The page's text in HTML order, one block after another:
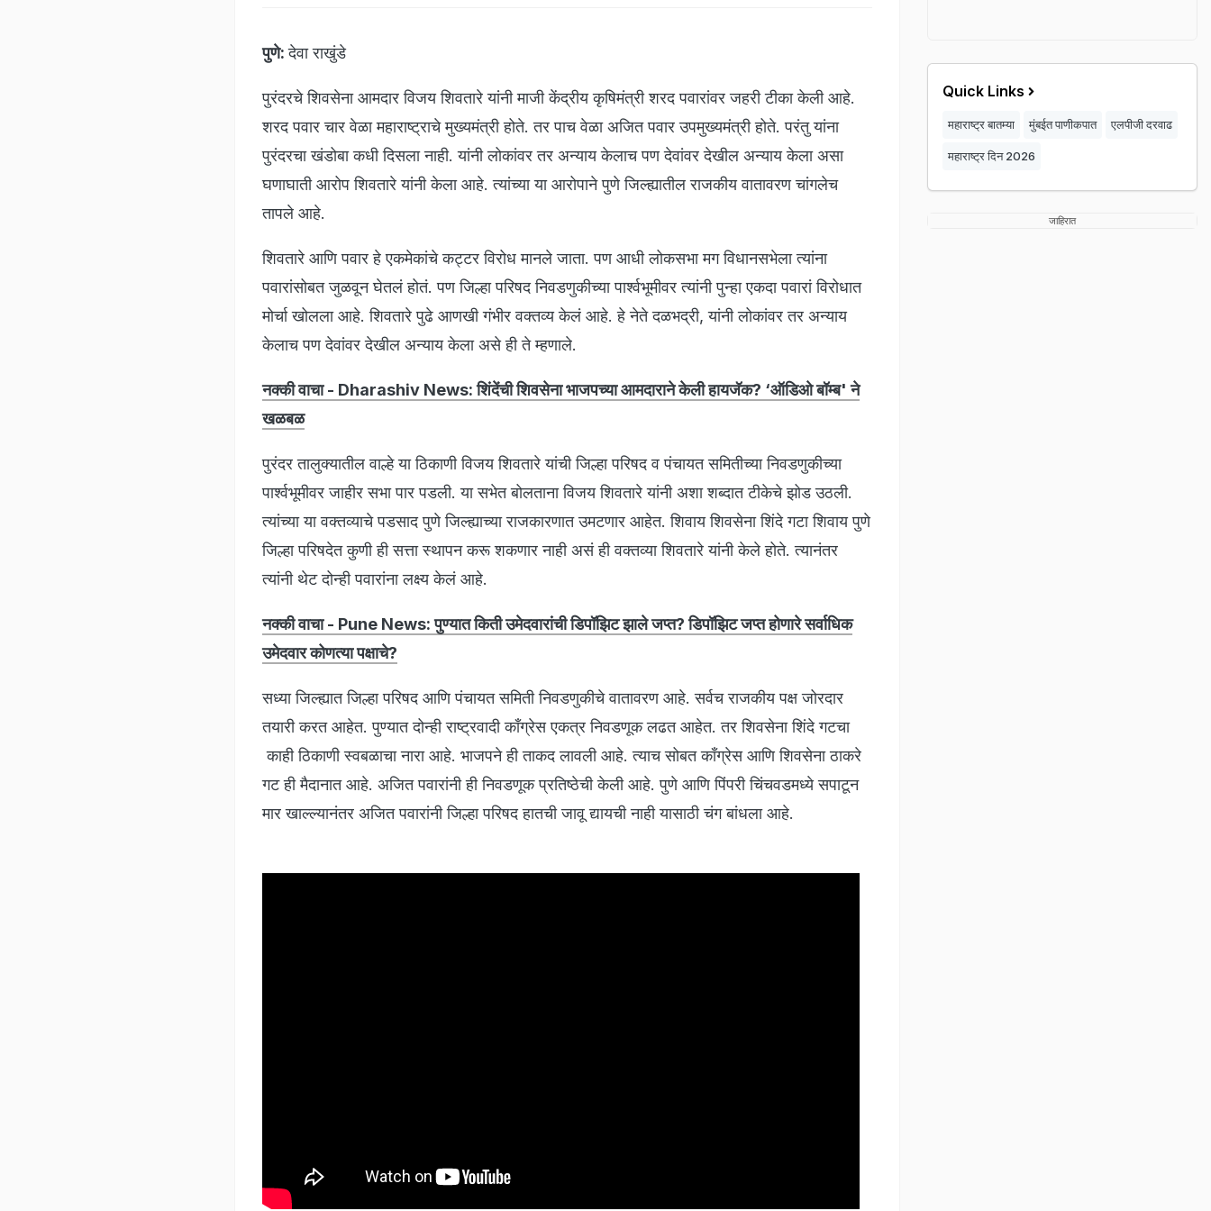
पुणे: देवा राखुंडे
पुरंदरचे शिवसेना आमदार विजय शिवतारे यांनी माजी केंद्रीय कृषिमंत्री शरद पवारांवर जहरी टीका केली आहे.
शरद पवार चार वेळा महाराष्ट्राचे मुख्यमंत्री होते. तर पाच वेळा अजित पवार उपमुख्यमंत्री होते. परंतु यांना
पुरंदरचा खंडोबा कधी दिसला नाही. यांनी लोकांवर तर अन्याय केलाच पण देवांवर देखील अन्याय केला असा
घणाघाती आरोप शिवतारे यांनी केला आहे. त्यांच्या या आरोपाने पुणे जिल्ह्यातील राजकीय वातावरण चांगलेच
तापले आहे.
शिवतारे आणि पवार हे एकमेकांचे कट्टर विरोध मानले जाता. पण आधी लोकसभा मग विधानसभेला त्यांना
पवारांसोबत जुळवून घेतलं होतं. पण जिल्हा परिषद निवडणुकीच्या पार्श्वभूमीवर त्यांनी पुन्हा एकदा पवारां विरोधात
मोर्चा खोलला आहे. शिवतारे पुढे आणखी गंभीर वक्तव्य केलं आहे. हे नेते दळभद्री, यांनी लोकांवर तर अन्याय
केलाच पण देवांवर देखील अन्याय केला असे ही ते म्हणाले.
नक्की वाचा - Dharashiv News: शिंदेंची शिवसेना भाजपच्या आमदाराने केली हायजॅक? ‘ऑडिओ बॉम्ब' ने
खळबळ
पुरंदर तालुक्यातील वाल्हे या ठिकाणी विजय शिवतारे यांची जिल्हा परिषद व पंचायत समितीच्या निवडणुकीच्या
पार्श्वभूमीवर जाहीर सभा पार पडली. या सभेत बोलताना विजय शिवतारे यांनी अशा शब्दात टीकेचे झोड उठली.
त्यांच्या या वक्तव्याचे पडसाद पुणे जिल्ह्याच्या राजकारणात उमटणार आहेत. शिवाय शिवसेना शिंदे गटा शिवाय पुणे
जिल्हा परिषदेत कुणी ही सत्ता स्थापन करू शकणार नाही असं ही वक्तव्या शिवतारे यांनी केले होते. त्यानंतर
त्यांनी थेट दोन्ही पवारांना लक्ष्य केलं आहे.
नक्की वाचा - Pune News: पुण्यात किती उमेदवारांची डिपॉझिट झाले जप्त? डिपॉझिट जप्त होणारे सर्वाधिक
उमेदवार कोणत्या पक्षाचे?
सध्या जिल्ह्यात जिल्हा परिषद आणि पंचायत समिती निवडणुकीचे वातावरण आहे. सर्वच राजकीय पक्ष जोरदार
तयारी करत आहेत. पुण्यात दोन्ही राष्ट्रवादी काँग्रेस एकत्र निवडणूक लढत आहेत. तर शिवसेना शिंदे गटचा
काही ठिकाणी स्वबळाचा नारा आहे. भाजपने ही ताकद लावली आहे. त्याच सोबत काँग्रेस आणि शिवसेना ठाकरे
गट ही मैदानात आहे. अजित पवारांनी ही निवडणूक प्रतिष्ठेची केली आहे. पुणे आणि पिंपरी चिंचवडमध्ये सपाटून
मार खाल्ल्यानंतर अजित पवारांनी जिल्हा परिषद हातची जावू द्यायची नाही यासाठी चंग बांधला आहे.
Quick Links
महाराष्ट्र बातम्या मुंबईत पाणीकपात एलपीजी दरवाढ
महाराष्ट्र दिन 2026
जाहिरात